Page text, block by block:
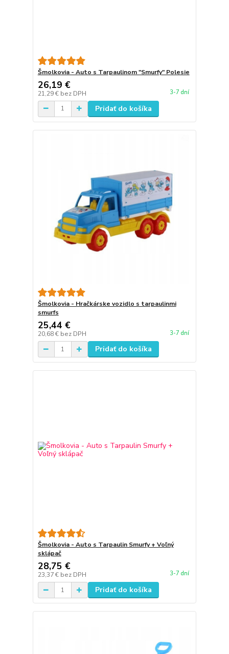
Šmolkovia - Auto s Tarpaulinom "Smurfy" Polesie
26,19 €
21,29 € bez DPH 3-7 dní
Pridať do košíka
Šmolkovia - Hračkárske vozidlo s tarpaulinmi
smurfs
25,44 €
20,68 € bez DPH 3-7 dní
Pridať do košíka
Šmolkovia - Auto s Tarpaulin Smurfy + Voľný
sklápač
28,75 €
23,37 € bez DPH 3-7 dní
Pridať do košíka